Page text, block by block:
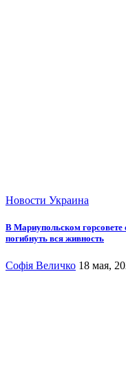
Новости Украина
В Мариупольском
погибнуть вся живность
Софія Величко 18 мая,